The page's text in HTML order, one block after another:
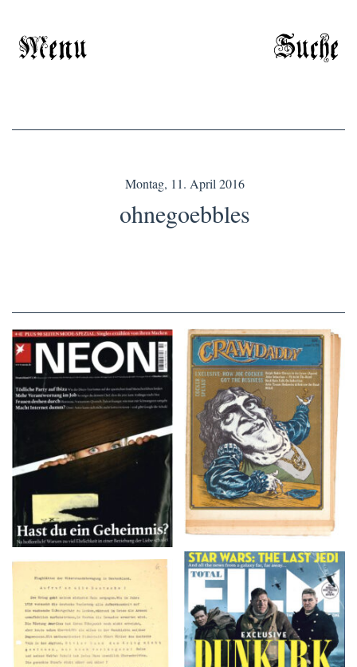
Menu Suche
Montag, 11. April 2016
ohnegoebbles
NEON – OKTOBER
2008
Crawdaddy – June/11/72
TOTAL FILM #260 –
SUMMER 2017
Flugblätter der Weissen
Rose – V, Januar 1943